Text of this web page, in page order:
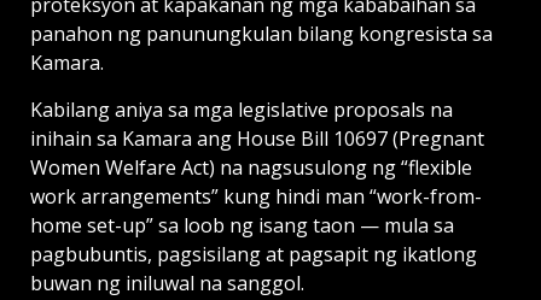
panahon ng panunungkulan bilang kongresista sa
Kamara.
Kabilang aniya sa mga legislative proposals na
inihain sa Kamara ang House Bill 10697 (Pregnant
Women Welfare Act) na nagsusulong ng “flexible
work arrangements” kung hindi man “work-from-
home set-up” sa loob ng isang taon — mula sa
pagbubuntis, pagsisilang at pagsapit ng ikatlong
buwan ng iniluwal na sanggol.